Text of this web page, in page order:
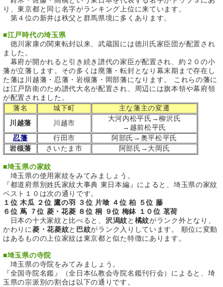
り、東京都と同じ名字がランキング上位に来ています。
第４位の新井は秩父と群馬県境に多くあります。
■江戸時代の埼玉県
徳川家康の関東転封以来、武蔵国には徳川氏家臣団が配置され
ました。
幕府が開かれると引き続き譜代の家臣が配置され、約２０の小
藩が立藩します。その多くは廃藩・転封となり幕末期まで存在し
た藩は川越藩・忍藩・岩槻藩・岡部藩になります。 これらの藩に
は江戸防衛のため譜代大名が配置され、周辺には旗本領や幕府領
が配置されました。
藩名
城下町
主な藩主の変遷
川越藩
川越市
大河内松平氏→柳沢氏
→越前松平氏
忍藩
行田市
阿部氏→奥平松平氏
岩槻藩
さいたま市 阿部氏→大岡氏
■埼玉県の家紋
埼玉県の使用家紋をみてみましょう。
『都道府県別姓氏家紋大事典 東日本編』によると、埼玉県の家紋
ベスト１０は次の通りです。
１位 木瓜 ２位 鷹の羽 ３位 片喰 ４位 柏 ５位 藤
６位 蔦 ７位 菱・花菱 ８位 桐 ９位 梅鉢 １０位 茗荷
日本の十大家紋と比べると、 沢潟紋と 橘紋がランク外となり、
かわりに菱・花菱紋と 巴紋がランク入りしています。 順位に変動
はあるものの上位家紋は東京都と似た特徴にあります。
■埼玉県の寺院
埼玉県の寺院をみてみましょう。
『全国寺院名鑑』（全日本仏教会寺院名鑑刊行会）によると、埼
玉県の宗派別の割合は以下の通りです。